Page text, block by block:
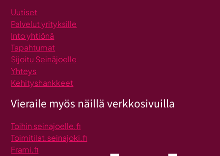
Uutiset
Palvelut yrityksille
Into yhtiönä
Tapahtumat
Sijoitu Seinäjoelle
Yhteys
Kehityshankkeet
Vieraile myös näillä verkkosivuilla
Toihin seinajoelle.fi
Toimitilat.seinajoki.fi
Frami.fi